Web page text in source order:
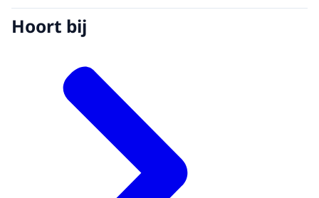
Hoort bij